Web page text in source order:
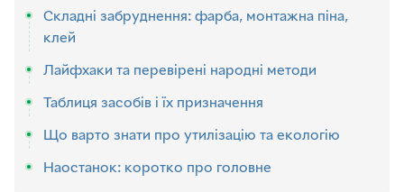
Складні забруднення: фарба, монтажна піна,
клей
Лайфхаки та перевірені народні методи
Таблиця засобів і їх призначення
Що варто знати про утилізацію та екологію
Наостанок: коротко про головне